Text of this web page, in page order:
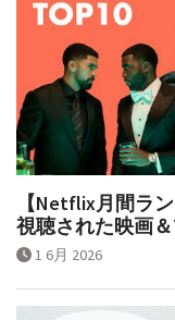
【Netflix月間ラ
視聴された映画＆
1 6月 2026